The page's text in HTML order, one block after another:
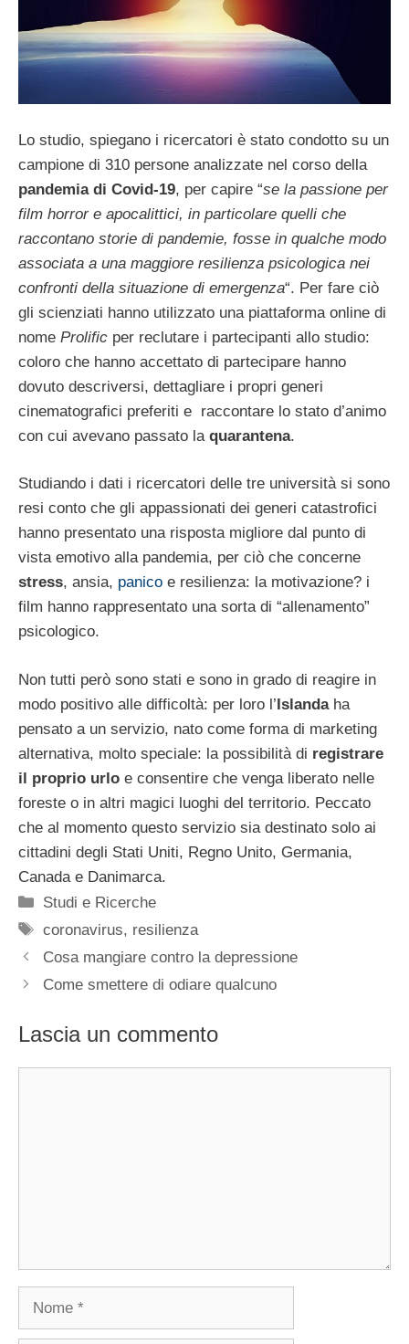
Lo studio, spiegano i ricercatori è stato condotto su un
campione di 310 persone analizzate nel corso della
pandemia di Covid-19, per capire “se la passione per
film horror e apocalittici, in particolare quelli che
raccontano storie di pandemie, fosse in qualche modo
associata a una maggiore resilienza psicologica nei
confronti della situazione di emergenza“. Per fare ciò
gli scienziati hanno utilizzato una piattaforma online di
nome Prolific per reclutare i partecipanti allo studio:
coloro che hanno accettato di partecipare hanno
dovuto descriversi, dettagliare i propri generi
cinematografici preferiti e raccontare lo stato d’animo
con cui avevano passato la quarantena.
Studiando i dati i ricercatori delle tre università si sono
resi conto che gli appassionati dei generi catastrofici
hanno presentato una risposta migliore dal punto di
vista emotivo alla pandemia, per ciò che concerne
stress, ansia, panico e resilienza: la motivazione? i
film hanno rappresentato una sorta di “allenamento”
psicologico.
Non tutti però sono stati e sono in grado di reagire in
modo positivo alle difficoltà: per loro l’Islandaha
pensato a un servizio, nato come forma di marketing
alternativa, molto speciale: la possibilità di registrare
il proprio urlo e consentire che venga liberato nelle
foreste o in altri magici luoghi del territorio. Peccato
che al momento questo servizio sia destinato solo ai
cittadini degli Stati Uniti, Regno Unito, Germania,
Canada e Danimarca.
Categorie
Studi e Ricerche
Tag
coronavirus, resilienza
Cosa mangiare contro la depressione
Come smettere di odiare qualcuno
Lascia un commento
Nome